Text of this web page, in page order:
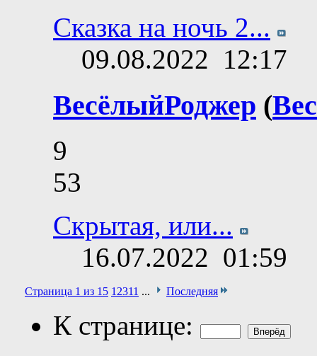
Сказка на ночь 2...
09.08.2022 12:17
ВесёлыйРоджер (
9
53
Скрытая, или...
16.07.2022 01:59
Страница 1 из 15 12311 ... Последняя
К странице: